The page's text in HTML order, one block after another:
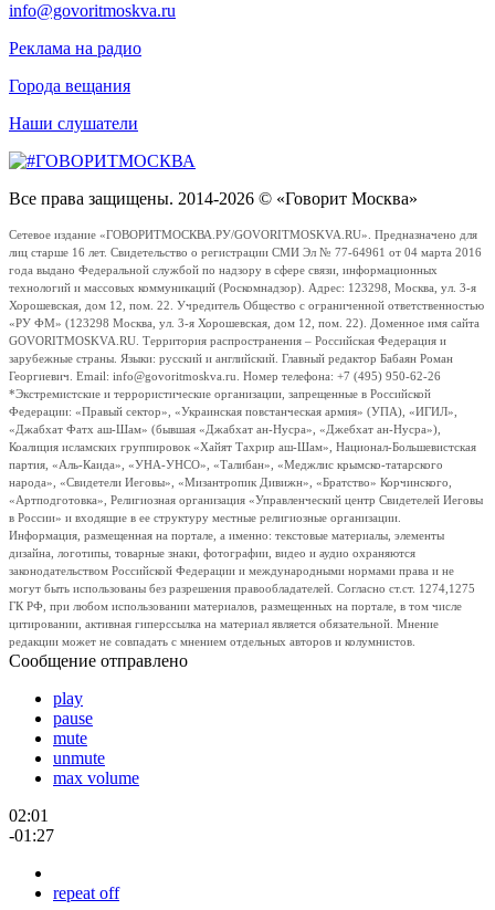
info@govoritmoskva.ru
Реклама на радио
Города вещания
Наши слушатели
Все права защищены. 2014-2026 © «Говорит Москва»
Сетевое издание «ГОВОРИТМОСКВА.РУ/GOVORITMOSKVA.RU». Предназначено для
лиц старше 16 лет. Свидетельство о регистрации СМИ Эл № 77-64961 от 04 марта 2016
года выдано Федеральной службой по надзору в сфере связи, информационных
технологий и массовых коммуникаций (Роскомнадзор). Адрес: 123298, Москва, ул. 3-я
Хорошевская, дом 12, пом. 22. Учредитель Общество с ограниченной ответственностью
«РУ ФМ» (123298 Москва, ул. 3-я Хорошевская, дом 12, пом. 22). Доменное имя сайта
GOVORITMOSKVA.RU. Территория распространения – Российская Федерация и
зарубежные страны. Языки: русский и английский. Главный редактор Бабаян Роман
Георгиевич. Email: info@govoritmoskva.ru. Номер телефона: +7 (495) 950-62-26
*Экстремистские и террористические организации, запрещенные в Российской
Федерации: «Правый сектор», «Украинская повстанческая армия» (УПА), «ИГИЛ»,
«Джабхат Фатх аш-Шам» (бывшая «Джабхат ан-Нусра», «Джебхат ан-Нусра»),
Коалиция исламских группировок «Хайят Тахрир аш-Шам», Национал-Большевистская
партия, «Аль-Каида», «УНА-УНСО», «Талибан», «Меджлис крымско-татарского
народа», «Свидетели Иеговы», «Мизантропик Дивижн», «Братство» Корчинского,
«Артподготовка», Религиозная организация «Управленческий центр Свидетелей Иеговы
в России» и входящие в ее структуру местные религиозные организации.
Информация, размещенная на портале, а именно: текстовые материалы, элементы
дизайна, логотипы, товарные знаки, фотографии, видео и аудио охраняются
законодательством Российской Федерации и международными нормами права и не
могут быть использованы без разрешения правообладателей. Согласно ст.ст. 1274,1275
ГК РФ, при любом использовании материалов, размещенных на портале, в том числе
цитировании, активная гиперссылка на материал является обязательной. Мнение
редакции может не совпадать с мнением отдельных авторов и колумнистов.
Сообщение отправлено
play
pause
mute
unmute
max volume
02:01
-01:27
repeat off